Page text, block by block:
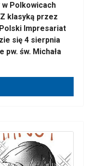
w Polkowicach
klasyką przez
Impresariat
się 4 sierpnia
pw. św. Michała